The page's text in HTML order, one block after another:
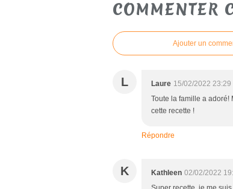
COMMENTER
Ajouter un
L Laure 15/02/2022 23:29
Toute la famille a adoré!
cette recette !
Répondre
K Kathleen 02/02/2022